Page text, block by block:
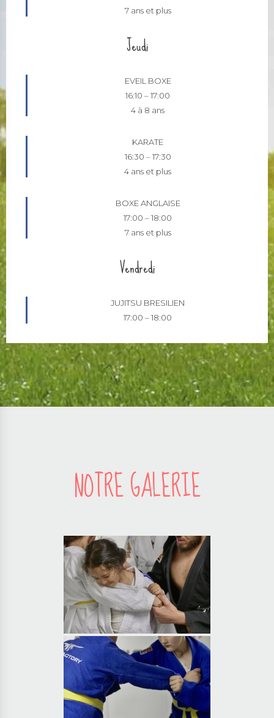
7 ans et plus
Jeudi
EVEIL BOXE
16:10 –17:00
4 à 8 ans
KARATE
16:30 –17:30
4 ans et plus
BOXE ANGLAISE
17:00 –18:00
7 ans et plus
Vendredi
JUJITSU BRESILIEN
17:00 –18:00
NOTRE GALERIE